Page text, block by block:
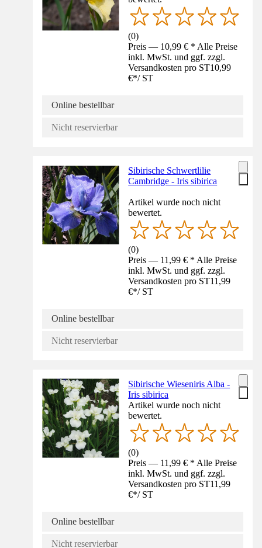
(0)
Preis — 10,99 € * Alle Preise
inkl. MwSt. und ggf. zzgl.
Versandkosten pro ST10,99
€*/ ST
Online bestellbar
Nicht reservierbar
Sibirische Schwertlilie
Cambridge - Iris sibirica
Artikel wurde noch nicht
bewertet.
(0)
Preis — 11,99 € * Alle Preise
inkl. MwSt. und ggf. zzgl.
Versandkosten pro ST11,99
€*/ ST
Online bestellbar
Nicht reservierbar
Sibirische Wieseniris Alba -
Iris sibirica
Artikel wurde noch nicht
bewertet.
(0)
Preis — 11,99 € * Alle Preise
inkl. MwSt. und ggf. zzgl.
Versandkosten pro ST11,99
€*/ ST
Online bestellbar
Nicht reservierbar